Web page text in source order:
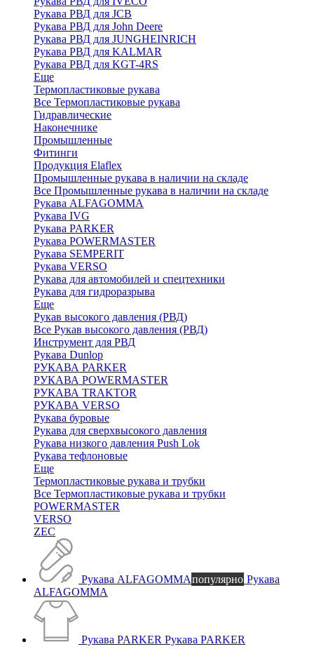
Рукава РВД для JCB
Рукава РВД для John Deere
Рукава РВД для JUNGHEINRICH
Рукава РВД для KALMAR
Рукава РВД для KGT-4RS
Еще
Термопластиковые рукава
Все Термопластиковые рукава
Гидравлические
Наконечнике
Промышленные
Фитинги
Продукция Elaflex
Промышленные рукава в наличии на складе
Все Промышленные рукава в наличии на складе
Рукава ALFAGOMMA
Рукава IVG
Рукава PARKER
Рукава POWERMASTER
Рукава SEMPERIT
Рукава VERSO
Рукава для автомобилей и спецтехники
Рукава для гидроразрыва
Еще
Рукав высокого давления (РВД)
Все Рукав высокого давления (РВД)
Инструмент для РВД
Рукава Dunlop
РУКАВА PARKER
РУКАВА POWERMASTER
РУКАВА TRAKTOR
РУКАВА VERSO
Рукава буровые
Рукава для сверхвысокого давления
Рукава низкого давления Push Lok
Рукава тефлоновые
Еще
Термопластиковые рукава и трубки
Все Термопластиковые рукава и трубки
POWERMASTER
VERSO
ZEC
Рукава ALFAGOMMAпопулярно Рукава
ALFAGOMMA
Рукава PARKER Рукава PARKER